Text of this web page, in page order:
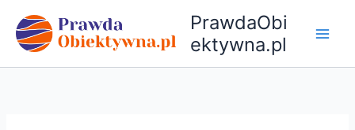
treści
PrawdaObi
ektywna.pl